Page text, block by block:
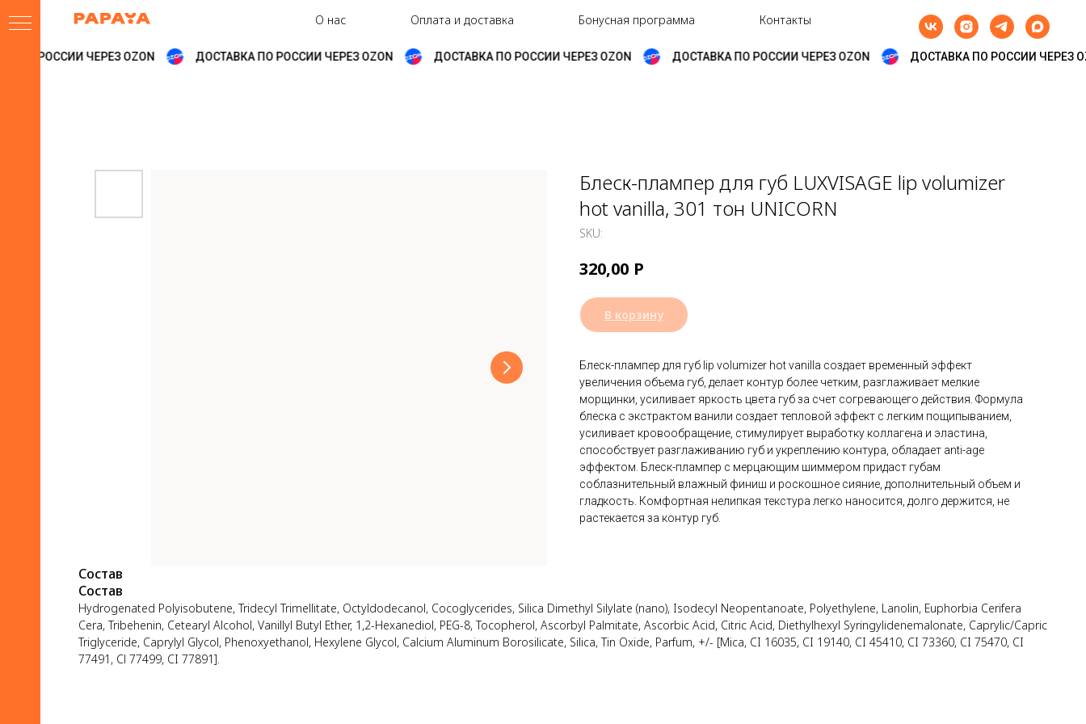
О нас Оплата и доставка Бонусная программа Контакты
ПО РОССИИ ЧЕРЕЗ OZON ДОСТАВКА ПО РОССИИ ЧЕРЕЗ OZON ДОСТАВКА ПО РОССИИ ЧЕРЕЗ OZON ДОСТАВКА ПО РОССИИ ЧЕРЕЗ OZON ДОСТАВКА ПО РОССИИ ЧЕРЕЗ
Блеск-плампер для губ LUXVISAGE lip volumizer
hot vanilla, 301 тон UNICORN
SKU:
320,00 Р
В корзину
Блеск-плампер для губ lip volumizer hot vanilla создает временный эффект
увеличения объема губ, делает контур более четким, разглаживает мелкие
морщинки, усиливает яркость цвета губ за счет согревающего действия. Формула
блеска с экстрактом ванили создает тепловой эффект с легким пощипыванием,
усиливает кровообращение, стимулирует выработку коллагена и эластина,
способствует разглаживанию губ и укреплению контура, обладает anti-age
эффектом. Блеск-плампер с мерцающим шиммером придаст губам
соблазнительный влажный финиш и роскошное сияние, дополнительный объем и
гладкость. Комфортная нелипкая текстура легко наносится, долго держится, не
растекается за контур губ.
Состав
Состав
Hydrogenated Polyisobutene, Tridecyl Trimellitate, Octyldodecanol, Cocoglycerides, Silica Dimethyl Silylate (nano), Isodecyl Neopentanoate, Polyethylene, Lanolin, Euphorbia Cerifera
Cera, Tribehenin, Cetearyl Alcohol, Vanillyl Butyl Ether, 1,2-Hexanediol, PEG-8, Tocopherol, Ascorbyl Palmitate, Ascorbic Acid, Citric Acid, Diethylhexyl Syringylidenemalonate, Caprylic/Capric
Triglyceride, Caprylyl Glycol, Phenoxyethanol, Hexylene Glycol, Calcium Aluminum Borosilicate, Silica, Tin Oxide, Parfum, +/- [Mica, CI 16035, CI 19140, CI 45410, CI 73360, CI 75470, CI
77491, Cl 77499, CI 77891].